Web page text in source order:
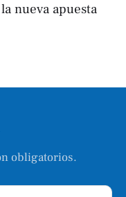
nueva apuesta
obligatorios.